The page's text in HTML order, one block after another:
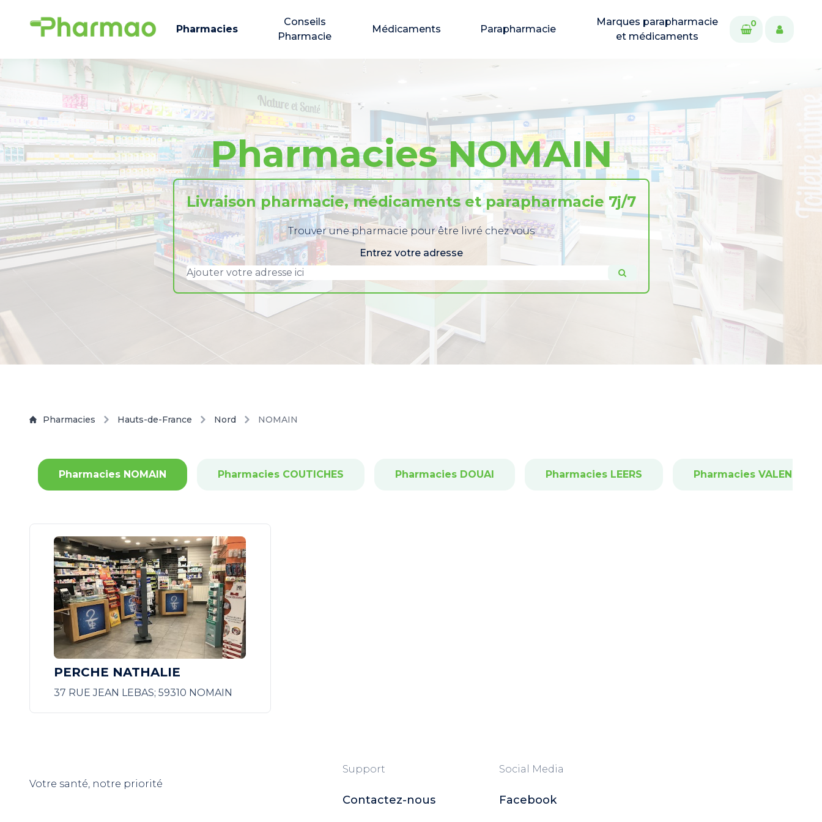
Pharmacies
Conseils
Pharmacie
Médicaments Parapharmacie
Marques parapharmacie
et médicaments
0
Pharmacies NOMAIN
Livraison pharmacie, médicaments et parapharmacie 7j/7
Trouver une pharmacie pour être livré chez vous
Entrez votre adresse
Pharmacies Hauts-de-France Nord NOMAIN
Pharmacies NOMAIN Pharmacies COUTICHES Pharmacies DOUAI Pharmacies LEERS Pharmacies
PERCHE NATHALIE
37 RUE JEAN LEBAS; 59310 NOMAIN
Votre santé, notre priorité
Support
Contactez-nous
Social Media
Facebook